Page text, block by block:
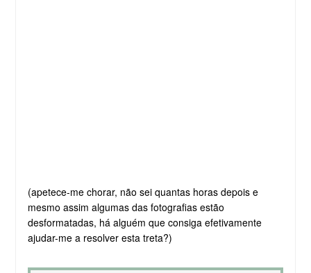
(apetece-me chorar, não sei quantas horas depois e
mesmo assim algumas das fotografias estão
desformatadas, há alguém que consiga efetivamente
ajudar-me a resolver esta treta?)